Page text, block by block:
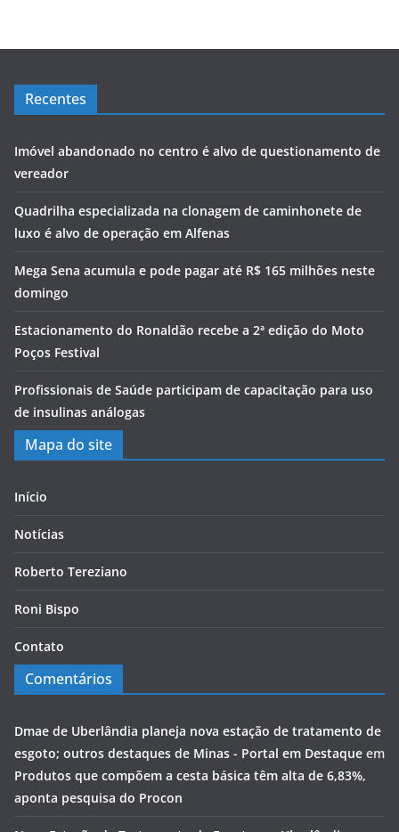
Recentes
Imóvel abandonado no centro é alvo de questionamento de
vereador
Quadrilha especializada na clonagem de caminhonete de
luxo é alvo de operação em Alfenas
Mega Sena acumula e pode pagar até R$ 165 milhões neste
domingo
Estacionamento do Ronaldão recebe a 2ª edição do Moto
Poços Festival
Profissionais de Saúde participam de capacitação para uso
de insulinas análogas
Mapa do site
Início
Notícias
Roberto Tereziano
Roni Bispo
Contato
Comentários
Dmae de Uberlândia planeja nova estação de tratamento de
esgoto; outros destaques de Minas - Portal em Destaque em
Produtos que compõem a cesta básica têm alta de 6,83%,
aponta pesquisa do Procon